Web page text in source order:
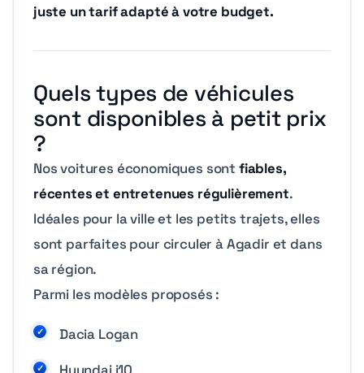
juste un tarif adapté à votre budget.
Quels types de véhicules
sont disponibles à petit prix
?
Nos voitures économiques sont fiables,
récentes et entretenues régulièrement.
Idéales pour la ville et les petits trajets, elles
sont parfaites pour circuler à Agadir et dans
sa région.
Parmi les modèles proposés :
Dacia Logan